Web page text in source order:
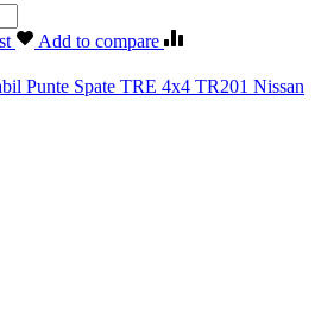
Add to compare
Punte Spate TRE 4x4 TR201 Nissan